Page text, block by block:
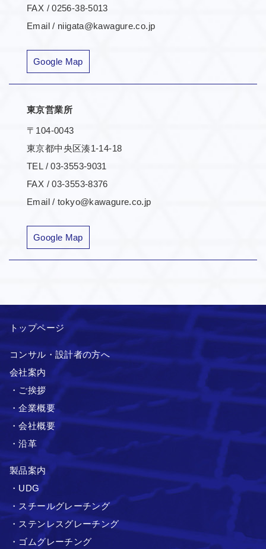
FAX / 0256-38-5013
Email / niigata@kawagure.co.jp
Google Map
東京営業所
〒104-0043
東京都中央区湊1-14-18
TEL / 03-3553-9031
FAX / 03-3553-8376
Email / tokyo@kawagure.co.jp
Google Map
トップページ
コンサル・設計者の方へ
会社案内
・ご挨拶
・企業概要
・会社概要
・沿革
製品案内
・UDG
・スチールグレーチング
・ステンレスグレーチング
・ゴムグレーチング